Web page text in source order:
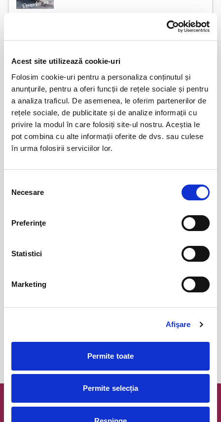
Acest site utilizează cookie-uri
Folosim cookie-uri pentru a personaliza conținutul și
anunțurile, pentru a oferi funcții de rețele sociale și pentru
a analiza traficul. De asemenea, le oferim partenerilor de
rețele sociale, de publicitate și de analize informații cu
privire la modul în care folosiți site-ul nostru. Aceștia le
pot combina cu alte informații oferite de dvs. sau culese
în urma folosirii serviciilor lor.
consimțământului
Necesare
Preferinţe
Statistici
Marketing
Afişare
Permite toate
Permite selecția
Jocuri de putere 08
IMPROVIZAT... LA MUSTAȚĂ! 08
aug
Promit să mă joc! 15
aug
Newsletter @ Bilete.ro